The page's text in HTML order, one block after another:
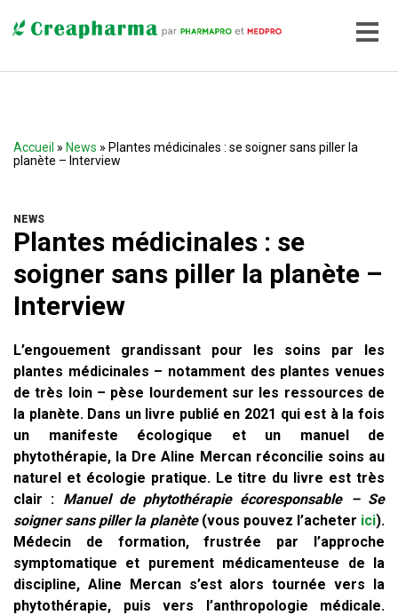
Accueil » News » Plantes médicinales : se soigner sans piller la
planète – Interview
NEWS
Plantes médicinales : se
soigner sans piller la planète –
Interview
L’engouement grandissant pour les soins par les
plantes médicinales – notamment des plantes venues
de très loin – pèse lourdement sur les ressources de
la planète. Dans un livre publié en 2021 qui est à la fois
un manifeste écologique et un manuel de
phytothérapie, la Dre Aline Mercan réconcilie soins au
naturel et écologie pratique. Le titre du livre est très
clair : Manuel de phytothérapie écoresponsable – Se
soigner sans piller la planète (vous pouvez l’acheter ici).
Médecin de formation, frustrée par l’approche
symptomatique et purement médicamenteuse de la
discipline, Aline Mercan s’est alors tournée vers la
phytothérapie, puis vers l’anthropologie médicale.